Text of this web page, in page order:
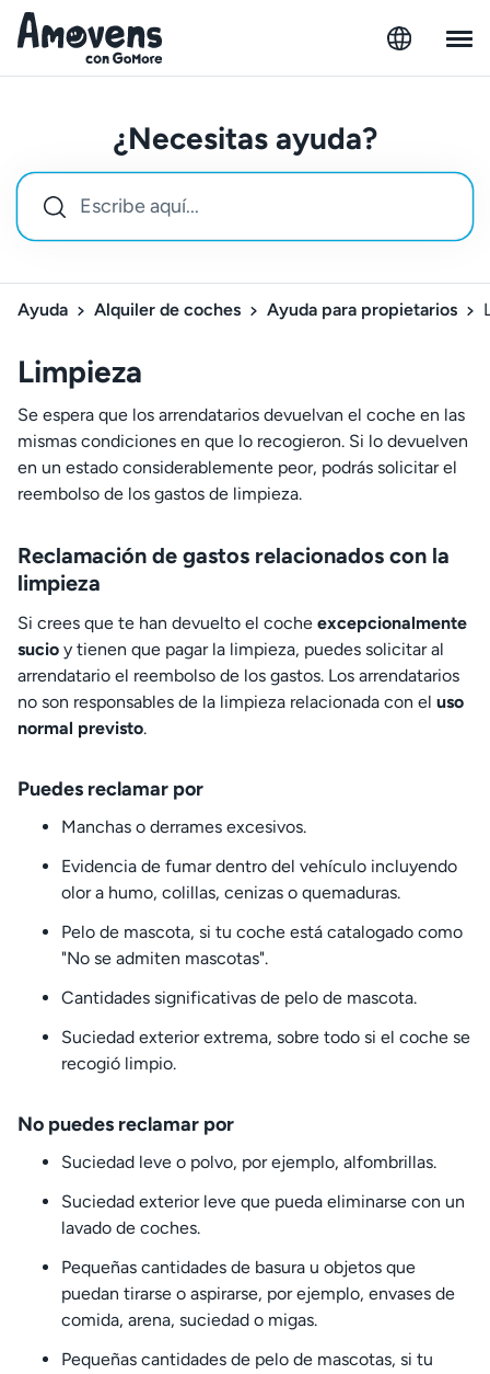
¿Necesitas ayuda?
Ayuda Alquiler de coches Ayuda para propietarios
Limpieza
Se espera que los arrendatarios devuelvan el coche en las
mismas condiciones en que lo recogieron. Si lo devuelven
en un estado considerablemente peor, podrás solicitar el
reembolso de los gastos de limpieza.
Reclamación de gastos relacionados con la
limpieza
Si crees que te han devuelto el coche excepcionalmente
sucio y tienen que pagar la limpieza, puedes solicitar al
arrendatario el reembolso de los gastos. Los arrendatarios
no son responsables de la limpieza relacionada con el uso
normal previsto.
Puedes reclamar por
Manchas o derrames excesivos.
Evidencia de fumar dentro del vehículo incluyendo
olor a humo, colillas, cenizas o quemaduras.
Pelo de mascota, si tu coche está catalogado como
"No se admiten mascotas".
Cantidades significativas de pelo de mascota.
Suciedad exterior extrema, sobre todo si el coche se
recogió limpio.
No puedes reclamar por
Suciedad leve o polvo, por ejemplo, alfombrillas.
Suciedad exterior leve que pueda eliminarse con un
lavado de coches.
Pequeñas cantidades de basura u objetos que
puedan tirarse o aspirarse, por ejemplo, envases de
comida, arena, suciedad o migas.
Pequeñas cantidades de pelo de mascotas, si tu